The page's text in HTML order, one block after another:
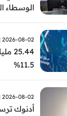
الوسطاء
2026-08-02 | 12:25
11.5%
2026-08-02 | 12:24
أدنوك